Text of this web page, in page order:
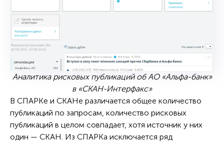
Аналитика рисковых публикаций об АО «Альфа-банк»
в «СКАН-Интерфакс»
В СПАРКе и СКАНе различается общее количество
публикаций по запросам, количество рисковых
публикаций в целом совпадает, хотя источник у них
один — СКАН. Из СПАРКа исключается ряд